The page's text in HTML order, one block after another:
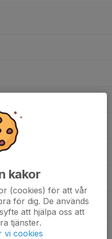
kakor
(cookies) för att vår
för dig. De används
att hjälpa oss att
tjänster.
vi cookies